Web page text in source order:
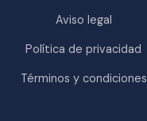
Aviso legal
Política de privacidad
Términos y condiciones